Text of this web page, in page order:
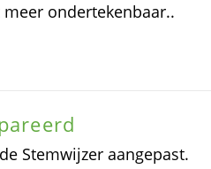
ondertekenbaar..
Stemwijzer aangepast.